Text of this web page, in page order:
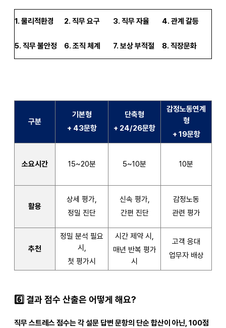
1. 물리적환경 2. 직무 요구 3. 직무 자율 4. 관계 갈등
5. 직무 불안정 6. 조직 체계 7. 보상 부적절 8. 직장문화
구분
기본형
+ 43문항
단축형
+ 24/26문항
감정노동연계
형
+ 19문항
소요시간 15~20분 5~10분 10분
활용
상세 평가,
정밀 진단
신속 평가,
간편 진단
감정노동
관련 평가
추천
정밀 분석 필요
시,
첫 평가시
시간 제약 시,
매년 반복 평가
시
고객 응대
업무자 배상
6️ 결과 점수 산출은 어떻게 해요?
직무 스트레스 점수는 각 설문 답변 문항의 단순 합산이 아닌, 100점